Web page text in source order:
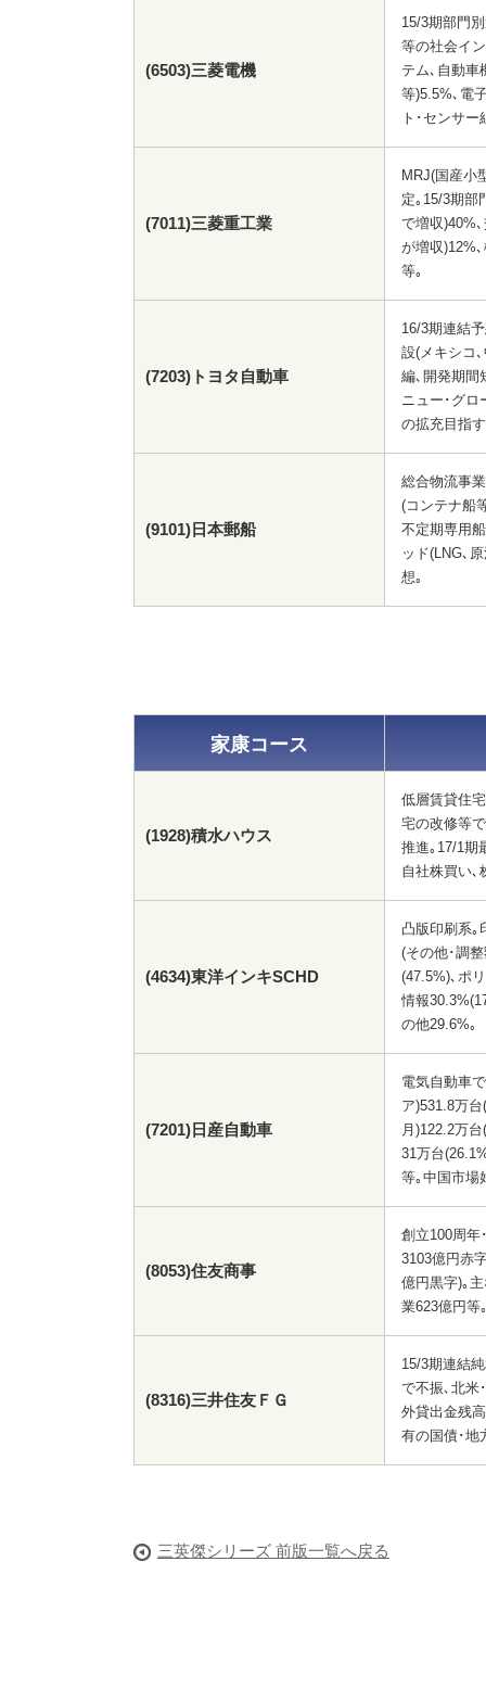
(6503)三菱電機
15/3期部門
等の社会イ
テム､自動車
等)5.5%､電
ト･センサ
(7011)三菱重工業
MRJ(国産小
定｡15/3期部
で増収)40%
が増収)12%
等｡
(7203)トヨタ自動車
16/3期連結
設(メキシコ
編､開発期間
ニュー･グロ
の拡充目指
(9101)日本郵船
総合物流事
(コンテナ船
不定期専用
ッド(LNG､
想｡
家康コース
(1928)積水ハウス
低層賃貸住
宅の改修等
推進｡17/1期
自社株買い､
(4634)東洋インキSCHD
凸版印刷系｡
(その他･調
(47.5%)､ポ
情報
の他29.6%｡
(7201)日産自動車
電気自動車
ア)531.8万
月)122.2万
31万台
等｡中国市場
(8053)住友商事
創立100周年
3103億円赤
億円黒字)｡
業623億円等
(8316)三井住友ＦＧ
15/3期連結
で不振､北米
外貸出金残
有の国債･地
三英傑シリーズ 前版一覧へ戻る